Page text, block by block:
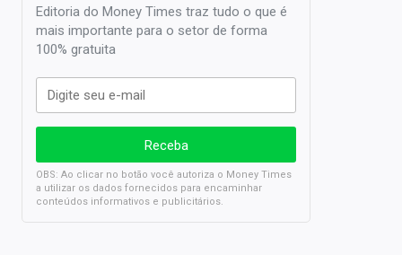
Editoria do Money Times traz tudo o que é
mais importante para o setor de forma
100% gratuita
OBS: Ao clicar no botão você autoriza o Money Times
a utilizar os dados fornecidos para encaminhar
conteúdos informativos e publicitários.